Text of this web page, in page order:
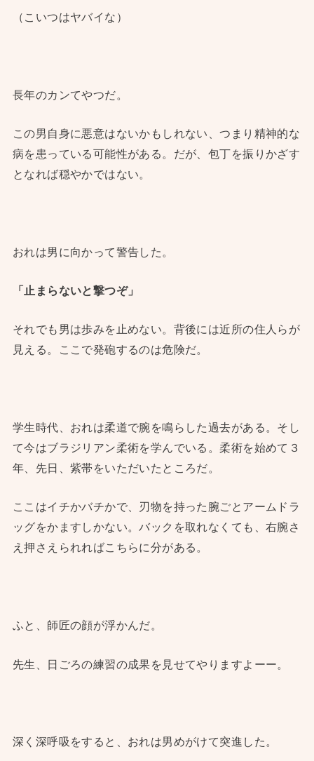
（こいつはヤバイな）
長年のカンてやつだ。
この男自身に悪意はないかもしれない、つまり精神的な
病を患っている可能性がある。だが、包丁を振りかざす
となれば穏やかではない。
おれは男に向かって警告した。
「止まらないと撃つぞ」
それでも男は歩みを止めない。背後には近所の住人らが
見える。ここで発砲するのは危険だ。
学生時代、おれは柔道で腕を鳴らした過去がある。そし
て今はブラジリアン柔術を学んでいる。柔術を始めて３
年、先日、紫帯をいただいたところだ。
ここはイチかバチかで、刃物を持った腕ごとアームドラ
ッグをかますしかない。バックを取れなくても、右腕さ
え押さえられればこちらに分がある。
ふと、師匠の顔が浮かんだ。
先生、日ごろの練習の成果を見せてやりますよーー。
深く深呼吸をすると、おれは男めがけて突進した。